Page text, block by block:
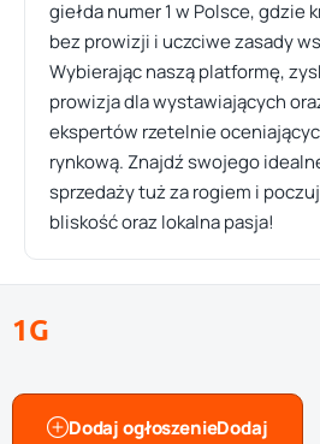
giełda numer 1 w Polsce, gdzie
bez prowizji i uczciwe zasady
Wybierając naszą platformę,
prowizja dla wystawiających
ekspertów rzetelnie
rynkową. Znajdź swojego
sprzedaży tuż za rogiem i
bliskość oraz lokalna pasja!
1G
Dodaj ogłoszenie